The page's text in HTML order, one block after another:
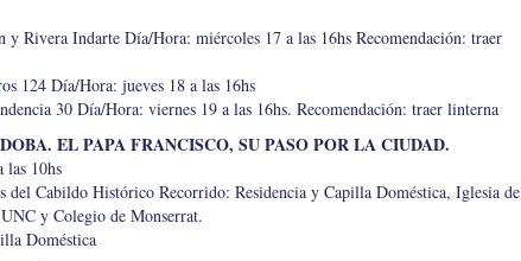
y Rivera Indarte Día/Hora: miércoles 17 a las 16hs Recomendación: traer
124 Día/Hora: jueves 18 a las 16hs
30 Día/Hora: viernes 19 a las 16hs. Recomendación: traer linterna
EL PAPA FRANCISCO, SU PASO POR LA CIUDAD.
las 10hs
del Cabildo Histórico Recorrido: Residencia y Capilla Doméstica, Iglesia de
y Colegio de Monserrat.
Doméstica